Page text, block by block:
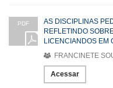
PDF
AS DISCIPLINAS
REFLETINDO
LICENCIANDOS EM
FRANCINETE
Acessar